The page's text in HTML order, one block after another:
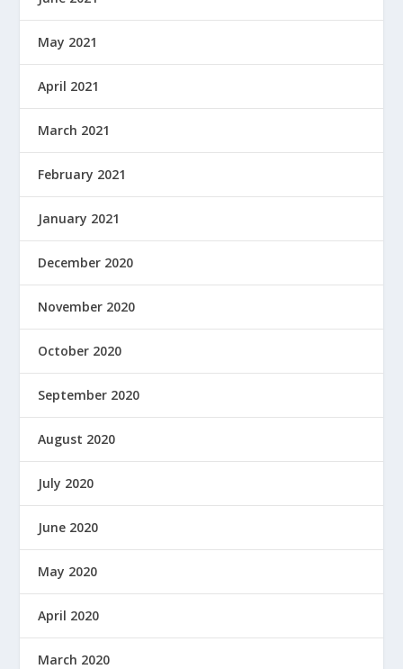
May 2021
April 2021
March 2021
February 2021
January 2021
December 2020
November 2020
October 2020
September 2020
August 2020
July 2020
June 2020
May 2020
April 2020
March 2020